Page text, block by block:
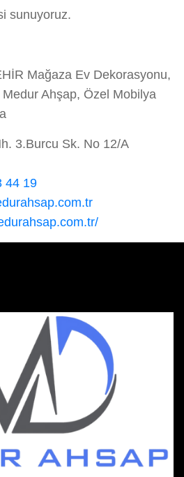
sunuyoruz.
Mağaza Ev Dekorasyonu,
Ahşap, Özel Mobilya
3.Burcu Sk. No 12/A
44 19